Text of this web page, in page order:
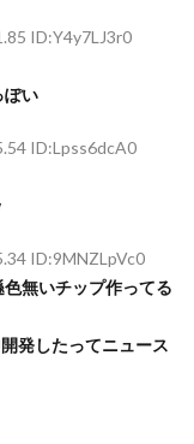
ID:Y4y7LJ3r0
ぽい
ID:Lpss6dcA0
ID:9MNZLpVc0
無いチップ作ってる
発したってニュース